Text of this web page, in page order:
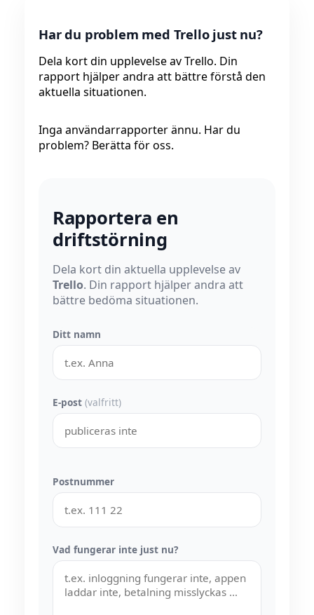
Har du problem med Trello just nu?
Dela kort din upplevelse av Trello. Din
rapport hjälper andra att bättre förstå den
aktuella situationen.
Inga användarrapporter ännu. Har du
problem? Berätta för oss.
Rapportera en
driftstörning
Dela kort din aktuella upplevelse av
Trello. Din rapport hjälper andra att
bättre bedöma situationen.
Ditt namn
E-post (valfritt)
Postnummer
Vad fungerar inte just nu?